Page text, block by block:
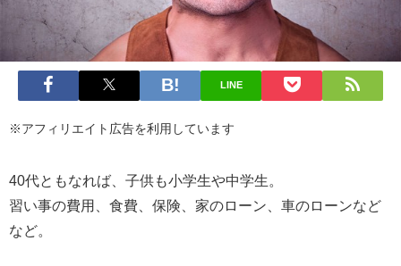
LINE
※アフィリエイト広告を利用しています
40代ともなれば、子供も小学生や中学生。
習い事の費用、食費、保険、家のローン、車のローンなど
など。